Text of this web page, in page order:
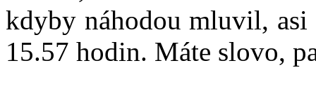
kdyby náhodou mluvil,
15.57 hodin. Máte slovo,